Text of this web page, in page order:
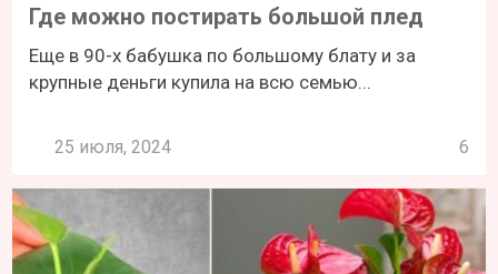
Где можно постирать большой плед
Еще в 90-х бабушка по большому блату и за
крупные деньги купила на всю семью...
25 июля, 2024 6